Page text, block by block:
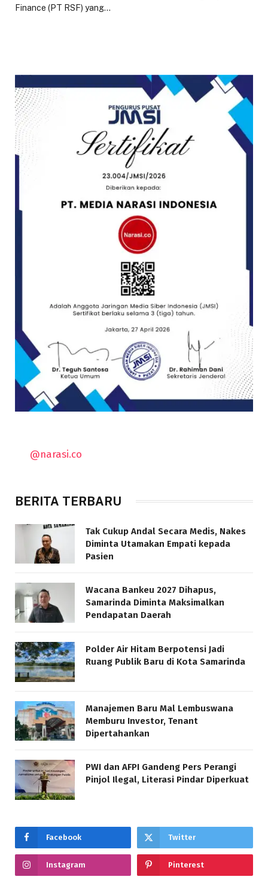
Finance (PT RSF) yang…
@narasi.co
BERITA TERBARU
Tak Cukup Andal Secara Medis, Nakes
Diminta Utamakan Empati kepada
Pasien
Wacana Bankeu 2027 Dihapus,
Samarinda Diminta Maksimalkan
Pendapatan Daerah
Polder Air Hitam Berpotensi Jadi
Ruang Publik Baru di Kota Samarinda
Manajemen Baru Mal Lembuswana
Memburu Investor, Tenant
Dipertahankan
PWI dan AFPI Gandeng Pers Perangi
Pinjol Ilegal, Literasi Pindar Diperkuat
Facebook Twitter
Instagram Pinterest